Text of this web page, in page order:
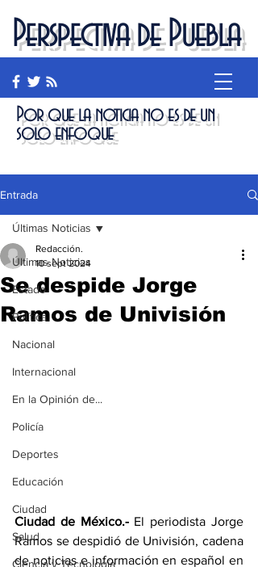
Perspectiva de Puebla
Por que la noticia no es de un
solo enfoque
Entrada
Últimas Noticias
Estado
Política
Nacional
Internacional
En la Opinión de...
Policía
Deportes
Educación
Ciudad
Salud
Ciencia y Tecnología
Últimas Noticias
Se despide Jorge
Ramos de Univisión
Redacción.
10 sept 2024
Ciudad de México.- El periodista Jorge
Ramos se despidió de Univisión, cadena
de noticias e información en español en